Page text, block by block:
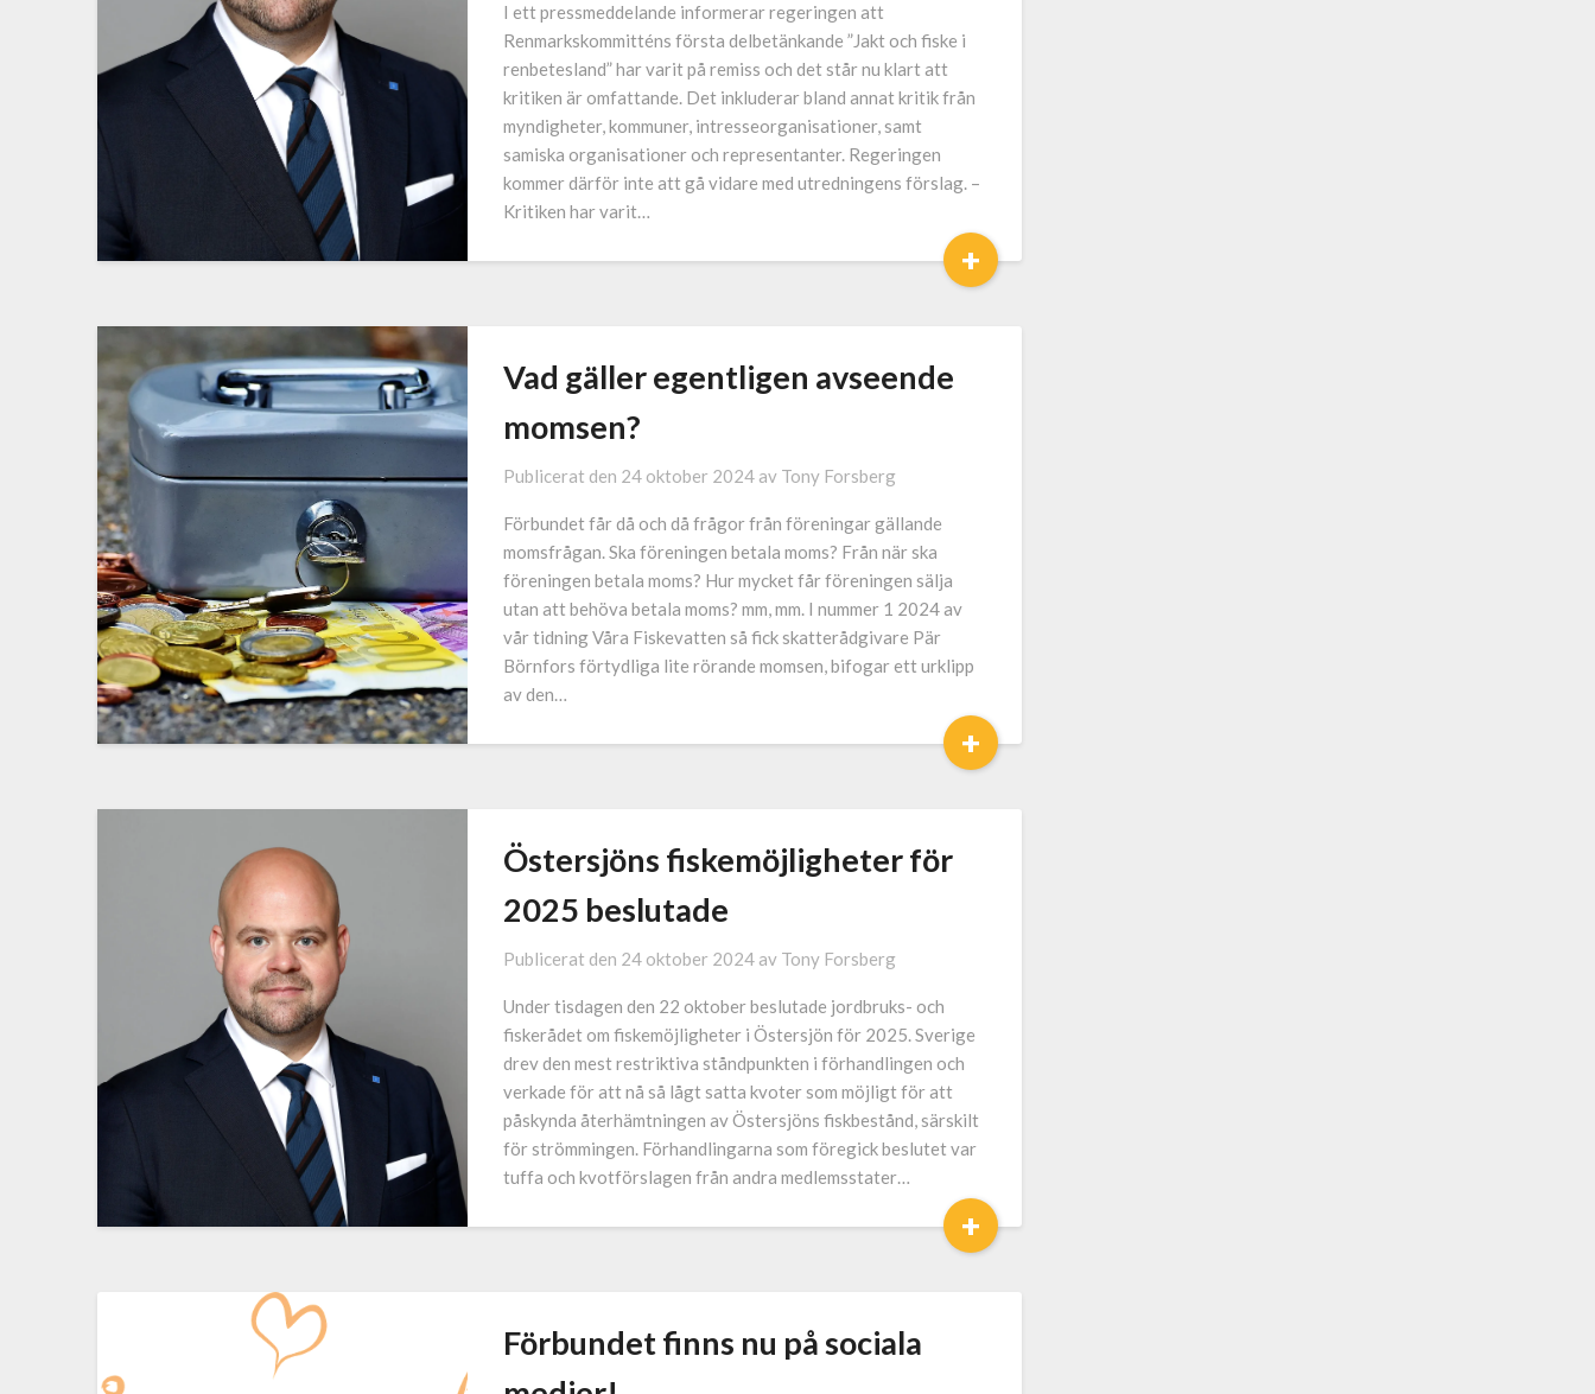
I ett pressmeddelande informerar regeringen att
Renmarkskommitténs första delbetänkande ”Jakt och fiske i
renbetesland” har varit på remiss och det står nu klart att
kritiken är omfattande. Det inkluderar bland annat kritik från
myndigheter, kommuner, intresseorganisationer, samt
samiska organisationer och representanter. Regeringen
kommer därför inte att gå vidare med utredningens förslag. –
Kritiken har varit…
+
Vad gäller egentligen avseende
momsen?
Publicerat den 24 oktober 2024av Tony Forsberg
Förbundet får då och då frågor från föreningar gällande
momsfrågan. Ska föreningen betala moms? Från när ska
föreningen betala moms? Hur mycket får föreningen sälja
utan att behöva betala moms? mm, mm. I nummer 1 2024 av
vår tidning Våra Fiskevatten så fick skatterådgivare Pär
Börnfors förtydliga lite rörande momsen, bifogar ett urklipp
av den…
+
Östersjöns fiskemöjligheter för
2025 beslutade
Publicerat den 24 oktober 2024av Tony Forsberg
Under tisdagen den 22 oktober beslutade jordbruks- och
fiskerådet om fiskemöjligheter i Östersjön för 2025. Sverige
drev den mest restriktiva ståndpunkten i förhandlingen och
verkade för att nå så lågt satta kvoter som möjligt för att
påskynda återhämtningen av Östersjöns fiskbestånd, särskilt
för strömmingen. Förhandlingarna som föregick beslutet var
tuffa och kvotförslagen från andra medlemsstater…
+
Förbundet finns nu på sociala